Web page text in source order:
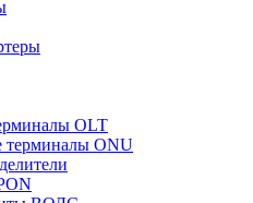
OLT
терминалы ONU